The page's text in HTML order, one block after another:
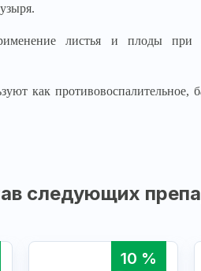
листья и плоды при
как противовоспалительное,
следующих
10 %